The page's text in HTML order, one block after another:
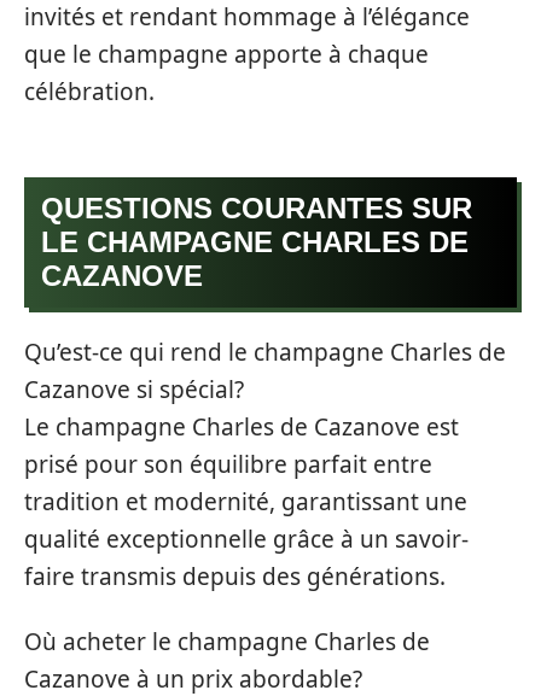
invités et rendant hommage à l’élégance
que le champagne apporte à chaque
célébration.
QUESTIONS COURANTES SUR
LE CHAMPAGNE CHARLES DE
CAZANOVE
Qu’est-ce qui rend le champagne Charles de
Cazanove si spécial?
Le champagne Charles de Cazanove est
prisé pour son équilibre parfait entre
tradition et modernité, garantissant une
qualité exceptionnelle grâce à un savoir-
faire transmis depuis des générations.
Où acheter le champagne Charles de
Cazanove à un prix abordable?